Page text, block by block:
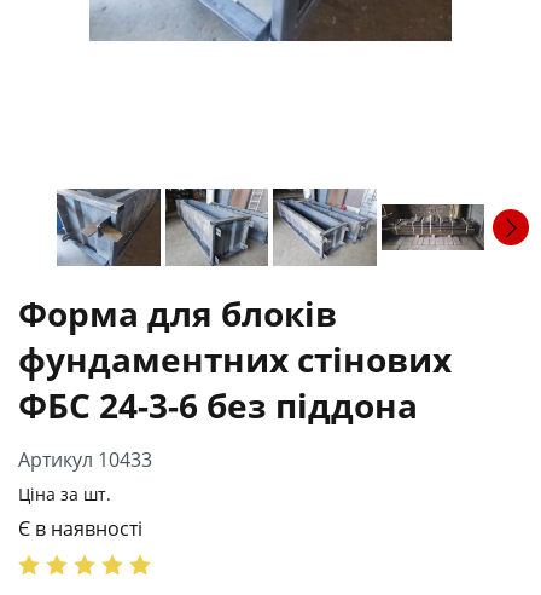
Форма для блоків
фундаментних стінових
ФБС 24-3-6 без піддона
Артикул 10433
Ціна за шт.
Є в наявності